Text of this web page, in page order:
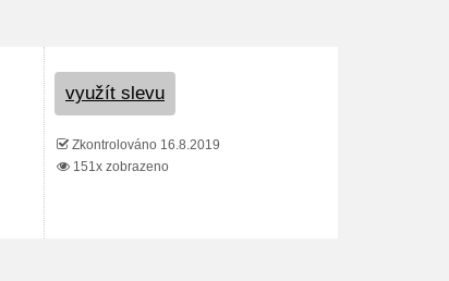
využít slevu
Zkontrolováno 16.8.2019
151x zobrazeno